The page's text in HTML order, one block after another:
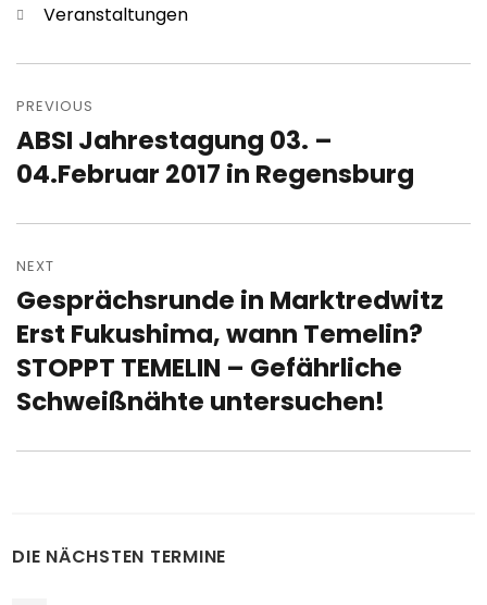
Categories
Veranstaltungen
navigation
PREVIOUS
Previous
post:
ABSI Jahrestagung 03. –
04.Februar 2017 in Regensburg
NEXT
Next
post:
Gesprächsrunde in Marktredwitz
Erst Fukushima, wann Temelin?
STOPPT TEMELIN – Gefährliche
Schweißnähte untersuchen!
DIE NÄCHSTEN TERMINE